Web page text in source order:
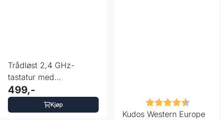
Trådløst 2,4 GHz-
tastatur med
berøringsplate for PC /
Pad / ...
499,-
Kjøp Karakter:
Kudos Western Europe